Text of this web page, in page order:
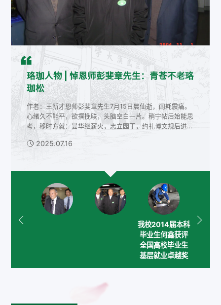
珞珈人物 |陈传夫：悼念彭先生
作者：陈传夫7月15日8点16分，在出差的宾馆里正准备上
楼开会，我收到敬爱的彭先生逝世的噩耗，一时间难以相
信，脑袋一片空白。先生是我的授业恩师。我1979年进入
武汉大学图书馆学专业学习。先生给我们上的第一堂课给我
留下很深的印象。他特别强调，目录学要注重学术源流的揭
示，这对我后来其他课程的学习启发甚多。先生还鼓励我们
2025.07.21
珞珈人物 |悼恩师彭斐章先生：青苍不老珞
珈松
作者：王新才恩师彭斐章先生7月15日晨仙逝，闻耗震痛。
心绪久不能平，欲撰挽联，头脑空白一片。稍宁帖后始能思
考，移时方就：昙华继薪火，志立园丁，约礼博文规后进；
学业拓圕情，坛开狮子，作程垂教是先生。忽忆师九十寿诞
如在昨日，因找出此文，布之于此，以作纪念。彭斐章先生
最广为人知的名称，即念奴娇。之所以选...
2025.07.16
珞珈人物 |何鑫：扎根基层练真本领，以青
春铸国之重器
学校始终引导与鼓励广大毕业生到祖国需要的地方建功立业
2024.08.11
珞珈人物 |卢鸿平：全国教育后勤系统“最
美后勤人”
通讯员：韩红娟、张潘磊、夏文秀7月30日，中国教育后勤
协会第二届理事会第六次会议召开，武汉大学总务后勤部校
园环境管理中心园林绿化办公室卢鸿平获评“最美后勤人”称
号。二十多年来，这位校园园林绿化守护者以他的青春与汗
水，致力于校园环境的美化与提升，多次荣获高校绿化专业
线，精心呵护养绿植。卢鸿平与他...
2024.08.02
珞珈人物 |【珞珈人物】刘胜：国内芯片封
装技术的引领者
通讯员：王伶俐王楠记者苏明华刘胜（1963--），男，湖
北黄梅人，武汉大学动力与机械学院院长、工业科学研究院
执行院长、微电子学院副院长。2023年11月当选为中国科
学院院士，微纳制造领域专家，国内芯片封装技术的引领
者。2023年11月，新一轮两院院士增选名单公布。武汉大
有自主知识产权的芯片封装技术的崛起与兴盛...
2023.12.20
珞珈人物 |【珞珈人物】彭方：探秘冰雪极
地的微世界 感悟热情赤诚的科考心
通讯员：赵玉曼12月1日，习近平总书记给武汉大学参加中
国南北极科学考察队的师生代表回信，向正在参加中国第
40次南极科学考察任务的4名师生和全体考察队员致以亲切
慰问。在回信中，习近平总书记充分肯定了武汉大学师生的
科研精神以及发挥学科优势为我国极地科学考察事业作出的
中国南极地名、中国第一部南北极地图集...
2023.12.18
珞珈人物 |【珞珈人物】弘扬科学家精神|
张蔚榛：把心血献给大地
通讯员：蔡瑞、董云霞张蔚榛（1923.10.05~2012.07.14）
张蔚榛简介：著名农田水利和地下水专家，中国共产党优秀
党员，武汉大学教授、博士生导师。1941年至1945年在北
京大学学习，1945年至1951年先后在北平市（现北京市）
地政局、北平临时大学工学院、北洋大学北平部、北京大学
学、武汉大学水利水电学院任教，长期从事农田水...
2023.09.05
珞珈人物 |【时代新人说】邓龙真：永葆奋
斗的青春底色
通讯员：陶孝芳、沈仕雄【本期人物】邓龙真，经济与管理
学院2022级博士研究生，中共党员，湖北省高校首批“研究
生党员标兵”入选者。信念坚定，争当党的创新理论的积极
传播者作为第六届博士生宣讲团团长，邓龙真与50余名来
自各专业的团员一道，围绕党的二十大精神、习近平新时代
联合宣讲、微视频宣讲等多种方式将党...
2023.08.02
珞珈人物 |【时代新人说】熊清：探索生命
奥秘，书写自强青春
通讯员：张雅譞、王朱洁、刘铮【本期人物】熊清，生命科
学学院2022级微生物学专业博士研究生，中共党员，湖北
省高校首批“研究生党员标兵”入选者。自立自强，不忘初心
熊清出生在湖北黄冈的一个贫困家庭。高中时母亲不幸患上
尿毒症，面对学业的繁忙和家庭经济的困难，她没有退缩，
生命健康作贡献的理想种子在她心底...
2023.07.30